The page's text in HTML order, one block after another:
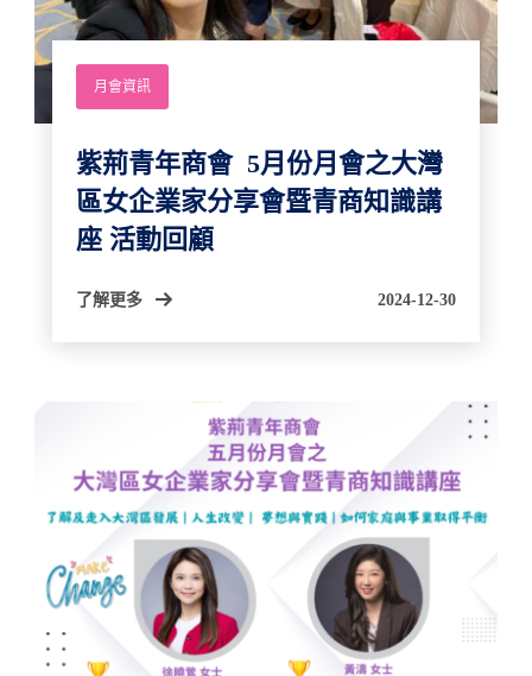
月會資訊
紫荊青年商會 5月份月會之大灣
區女企業家分享會暨青商知識講
座 活動回顧
了解更多 2024-12-30